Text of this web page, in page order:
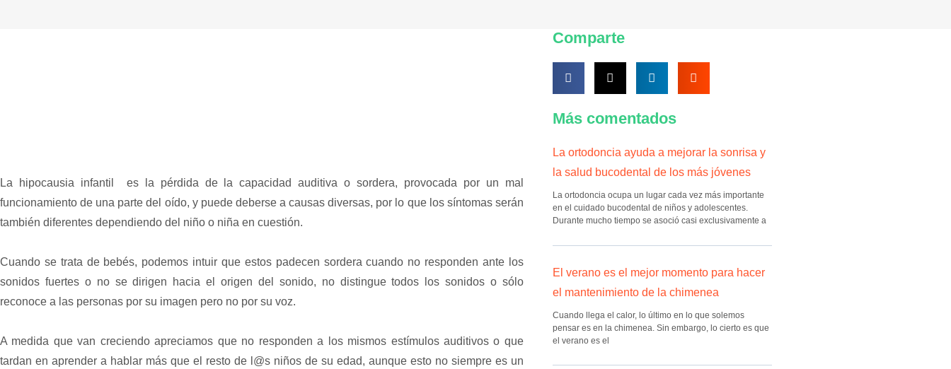
La hipocausia infantil es la pérdida de la capacidad auditiva o sordera, provocada por un mal
funcionamiento de una parte del oído, y puede deberse a causas diversas, por lo que los síntomas serán
también diferentes dependiendo del niño o niña en cuestión.
Cuando se trata de bebés, podemos intuir que estos padecen sordera cuando no responden ante los
sonidos fuertes o no se dirigen hacia el origen del sonido, no distingue todos los sonidos o sólo
reconoce a las personas por su imagen pero no por su voz.
A medida que van creciendo apreciamos que no responden a los mismos estímulos auditivos o que
tardan en aprender a hablar más que el resto de l@s niños de su edad, aunque esto no siempre es un
Comparte
Más comentados
La ortodoncia ayuda a mejorar la sonrisa y
la salud bucodental de los más jóvenes
La ortodoncia ocupa un lugar cada vez más importante
en el cuidado bucodental de niños y adolescentes.
Durante mucho tiempo se asoció casi exclusivamente a
El verano es el mejor momento para hacer
el mantenimiento de la chimenea
Cuando llega el calor, lo último en lo que solemos
pensar es en la chimenea. Sin embargo, lo cierto es que
el verano es el